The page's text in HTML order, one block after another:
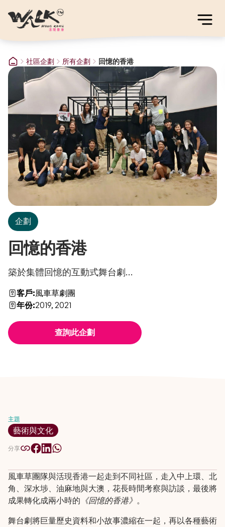
社區企劃 所有企劃 回憶的香港
企劃
回憶的香港
築於集體回憶的互動式舞台劇...
客戶:風車草劇團
年份:2019, 2021
查詢此企劃
風車草團隊與活現香港一起走到不同社區，走入中上環、北
角、深水埗、油麻地與大澳，花長時間考察與訪談，最後將
成果轉化成兩小時的 《回憶的香港》 。
舞台劇將巨量歷史資料和小故事濃縮在一起，再以各種藝術
主題
藝術與文化
分享